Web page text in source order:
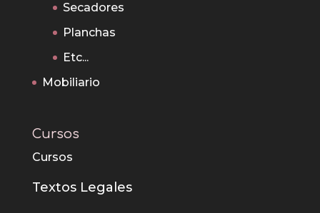
Secadores
Planchas
Etc...
Mobiliario
Cursos
Cursos
Textos Legales